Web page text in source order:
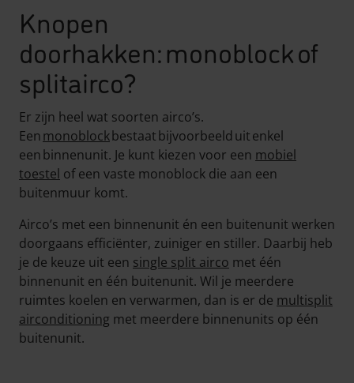
Knopen
doorhakken: monoblock of
splitairco?
Er zijn heel wat soorten airco’s.
Eenmonoblockbestaat bijvoorbeeld uit enkel
een binnenunit. Je kunt kiezen voor een mobiel
toestel of een vaste monoblock die aan een
buitenmuur komt.
Airco’s met een binnenunit én een buitenunit werken
doorgaans efficiënter, zuiniger en stiller. Daarbij heb
je de keuze uit een single split airco met één
binnenunit en één buitenunit. Wil je meerdere
ruimtes koelen en verwarmen, dan is er de multisplit
airconditioning met meerdere binnenunits op één
buitenunit.